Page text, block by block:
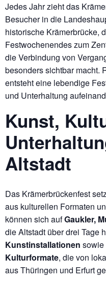
Jedes Jahr zieht das
Besucher in die
historische Krämerbrücke,
Festwochenendes zum
die Verbindung von
besonders sichtbar macht.
entsteht eine lebendige
und Unterhaltung
Kunst,
Altstadt
Das Krämerbrückenfest
aus kulturellen Formaten
können sich aufGaukler,
die Altstadt über drei Tage
Kunstinstallationen sowie
Kulturformate, die von
aus Thüringen und Erfurt